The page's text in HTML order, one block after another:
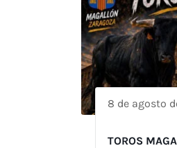
8 de agosto
TOROS